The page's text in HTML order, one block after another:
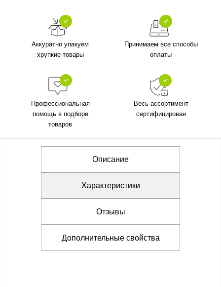
Аккуратно упакуем
хрупкие товары
Принимаем все способы
оплаты
Профессиональная
помощь в подборе
товаров
Весь ассортимент
сертифицирован
Описание
Характеристики
Отзывы
Дополнительные свойства